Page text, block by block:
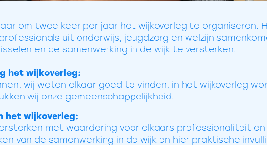
om twee keer per jaar het wijkoverleg te organiseren.
uit onderwijs, jeugdzorg en welzijn
en de samenwerking in de wijk te versterken.
het wijkoverleg:
wij weten elkaar goed te vinden, in het wijkoverleg
wij onze gemeenschappelijkheid.
het wijkoverleg:
met waardering voor elkaars professionaliteit
van de samenwerking in de wijk en hier praktische